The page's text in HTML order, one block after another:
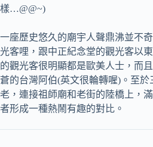
樣…@@~)
一座歷史悠久的廟宇人聲鼎沸並不
光客哩，跟中正紀念堂的觀光客以
的觀光客很明顯都是歐美人士，而
蒼的台灣阿伯(英文很輪轉喔)。至
老，連接祖師廟和老街的陸橋上，
者形成一種熱鬧有趣的對比。